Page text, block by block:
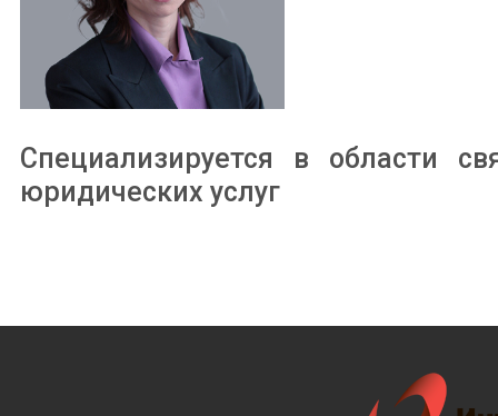
Специализируется в области
юридических услуг